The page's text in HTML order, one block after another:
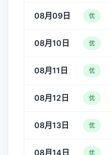
08月09日 优
08月10日 优
08月11日 优
08月12日 优
08月13日 优
08月14日 优